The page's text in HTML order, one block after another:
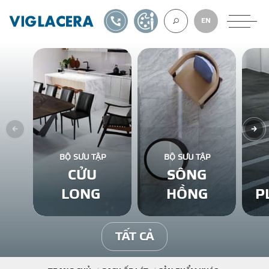
VỀ CHÚNG
GẠCH ỐP LÁT
BÊ TÔNG KHÍ
NGÓI LỢP
EN
1900561582TỰ THIẾT KẾ
BỘ SƯU TẬP
CỬU
LONG
BỘ SƯU TẬP
SÔNG
HỒNG
TẤT CẢ